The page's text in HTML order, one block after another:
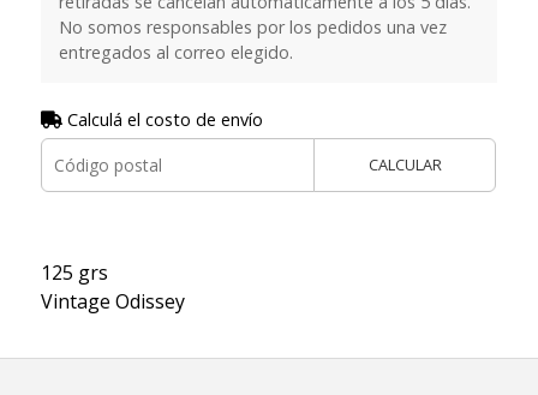
No somos responsables por los pedidos una vez
entregados al correo elegido.
Calculá el costo de envío
CALCULAR
125 grs
Vintage Odissey